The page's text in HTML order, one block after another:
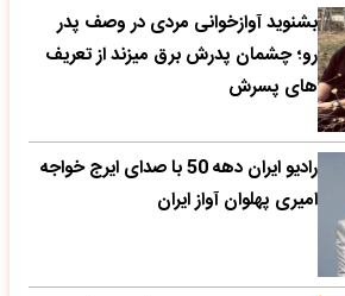
بشنوید آوازخوانی مردی در وصف پدر
رو؛ چشمان پدرش برق میزند از تعریف
های پسرش
رادیو ایران دهه 50 با صدای ایرج خواجه
امیری پهلوان آواز ایران